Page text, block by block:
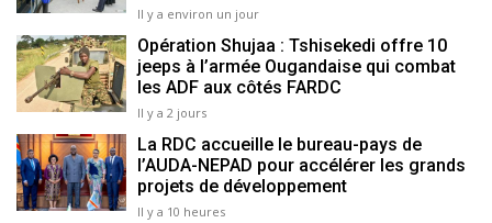
Il y a environ un jour
Opération Shujaa : Tshisekedi offre 10
jeeps à l’armée Ougandaise qui combat
les ADF aux côtés FARDC
Il y a 2 jours
La RDC accueille le bureau-pays de
l’AUDA-NEPAD pour accélérer les grands
projets de développement
Il y a 10 heures